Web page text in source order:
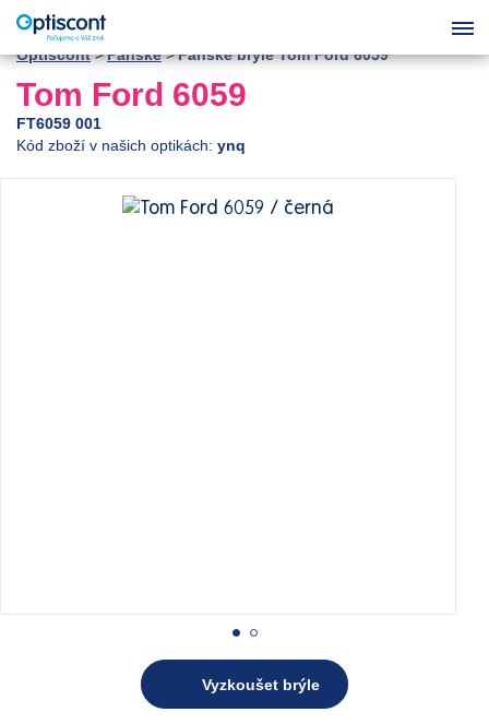
Optiscont Pánské Pánské brýle Tom Ford 6059
Tom Ford 6059
FT6059 001
Kód zboží v našich optikách: ynq
Vyzkoušet brýle